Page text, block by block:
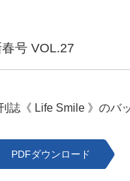
号 VOL.27
誌《 Life Smile 》のバ
PDFダウンロード